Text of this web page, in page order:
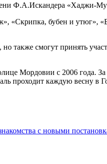
Ф.А.Искандера «Хаджи-
«Скрипка, бубен и утюг»,
также смогут принять
Мордовии с 2006 года.
проходит каждую весну в
с новыми